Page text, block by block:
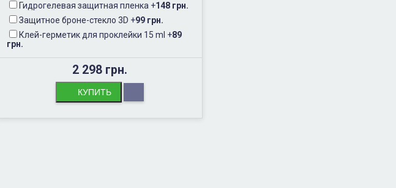
Гидрогелевая защитная пленка +148 грн.
Защитное броне-стекло 3D +99 грн.
Клей-герметик для проклейки 15 ml +89
грн.
2 298 грн.
КУПИТЬ